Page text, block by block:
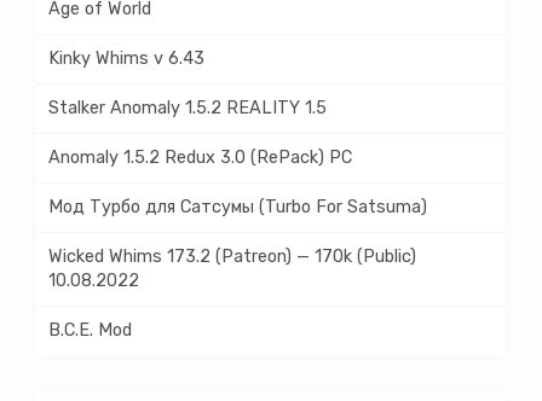
Age of World
Kinky Whims v 6.43
Stalker Anomaly 1.5.2 REALITY 1.5
Anomaly 1.5.2 Redux 3.0 (RePack) PC
Мод Турбо для Сатсумы (Turbo For Satsuma)
Wicked Whims 173.2 (Patreon) — 170k (Public)
10.08.2022
B.C.E. Mod